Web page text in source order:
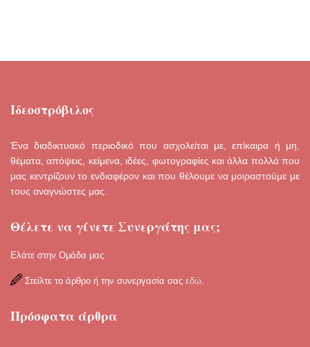
Ιδεοστρόβιλος
Ένα διαδικτυακό περιοδικό που ασχολείται με, επίκαιρα ή μη,
θέματα, απόψεις, κείμενα, ιδέες, φωτογραφίες και άλλα πολλά που
μας κεντρίζουν το ενδιαφέρον και που θέλουμε να μοιραστούμε με
τους αναγνώστες μας.
Θέλετε να γίνετε Συνεργάτης μας;
Ελάτε στην Ομάδα μας
Στείλτε το άρθρο ή την συνεργασία σας εδώ.
Πρόσφατα άρθρα